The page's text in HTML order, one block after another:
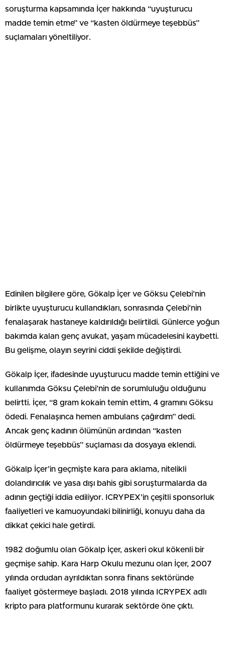
soruşturma kapsamında İçer hakkında “uyuşturucu
madde temin etme” ve “kasten öldürmeye teşebbüs”
suçlamaları yöneltiliyor.
Edinilen bilgilere göre, Gökalp İçer ve Göksu Çelebi’nin
birlikte uyuşturucu kullandıkları, sonrasında Çelebi’nin
fenalaşarak hastaneye kaldırıldığı belirtildi. Günlerce yoğun
bakımda kalan genç avukat, yaşam mücadelesini kaybetti.
Bu gelişme, olayın seyrini ciddi şekilde değiştirdi.
Gökalp İçer, ifadesinde uyuşturucu madde temin ettiğini ve
kullanımda Göksu Çelebi’nin de sorumluluğu olduğunu
belirtti. İçer, “8 gram kokain temin ettim, 4 gramını Göksu
ödedi. Fenalaşınca hemen ambulans çağırdım” dedi.
Ancak genç kadının ölümünün ardından “kasten
öldürmeye teşebbüs” suçlaması da dosyaya eklendi.
Gökalp İçer’in geçmişte kara para aklama, nitelikli
dolandırıcılık ve yasa dışı bahis gibi soruşturmalarda da
adının geçtiği iddia ediliyor. ICRYPEX’in çeşitli sponsorluk
faaliyetleri ve kamuoyundaki bilinirliği, konuyu daha da
dikkat çekici hale getirdi.
1982 doğumlu olan Gökalp İçer, askeri okul kökenli bir
geçmişe sahip. Kara Harp Okulu mezunu olan İçer, 2007
yılında ordudan ayrıldıktan sonra finans sektöründe
faaliyet göstermeye başladı. 2018 yılında ICRYPEX adlı
kripto para platformunu kurarak sektörde öne çıktı.